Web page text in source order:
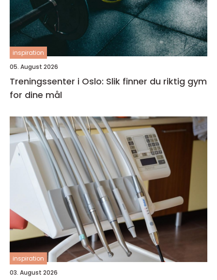
inspiration
05. August 2026
Treningssenter i Oslo: Slik finner du riktig gym
for dine mål
inspiration
03. August 2026